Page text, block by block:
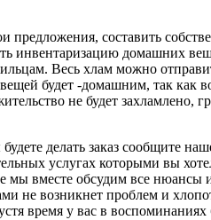
предложения, составить
инвентаризацию домашних
Весь хлам можно
будет -домашним, так
не будет захламлено,
делать заказ сообщите
услугах которыми вы
вместе обсудим все
не возникнет проблем и
время у вас в